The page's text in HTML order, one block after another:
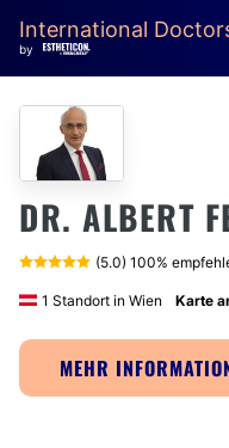
International
by
DR. ALBERT
(5.0) 100%
1 Standort in Wien Karte
MEHR